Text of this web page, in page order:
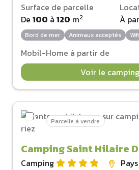
Surface de parcelle
De 100 à 120 m2
À
Bord de mer Animaux acceptés Wifi
Mobil-Home à partir de
Voir le camping
Parcelle à vendre
Camping Saint Hilaire
Camping